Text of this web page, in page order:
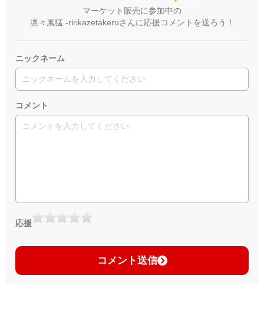
マーケット販売に参加中の
凛々風猛 -ririkazetakeruさんに応援コメントを送ろう！
ニックネーム
コメント
応援
コメント送信